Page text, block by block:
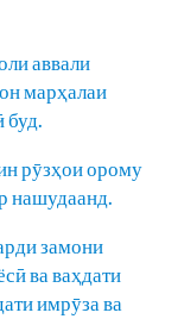
аввали
марҳалаи
буд.
рӯзҳои орому
нашудаанд.
замони
ва ваҳдати
имрӯза ва